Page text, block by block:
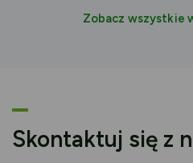
Zobacz wszystkie
Skontaktuj się z